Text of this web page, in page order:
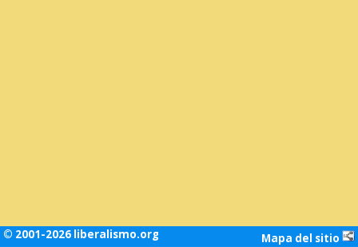
© 2001-2026 liberalismo.org Mapa del sitio